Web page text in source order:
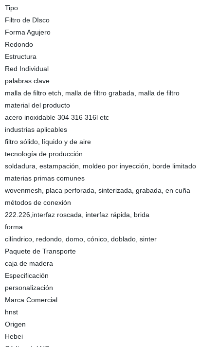
Tipo
Filtro de DIsco
Forma Agujero
Redondo
Estructura
Red Individual
palabras clave
malla de filtro etch, malla de filtro grabada, malla de filtro
material del producto
acero inoxidable 304 316 316l etc
industrias aplicables
filtro sólido, líquido y de aire
tecnología de producción
soldadura, estampación, moldeo por inyección, borde limitado
materias primas comunes
wovenmesh, placa perforada, sinterizada, grabada, en cuña
métodos de conexión
222.226,interfaz roscada, interfaz rápida, brida
forma
cilíndrico, redondo, domo, cónico, doblado, sinter
Paquete de Transporte
caja de madera
Especificación
personalización
Marca Comercial
hnst
Origen
Hebei